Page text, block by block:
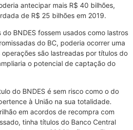
antecipar mais R$ 40 bilhões,
de R$ 25 bilhões em 2019.
BNDES fossem usados como lastros
do BC, poderia ocorrer uma
são lastreadas por títulos do
o potencial de captação do
do BNDES é sem risco como o do
à União na sua totalidade.
em acordos de recompra com
tinha títulos do Banco Central